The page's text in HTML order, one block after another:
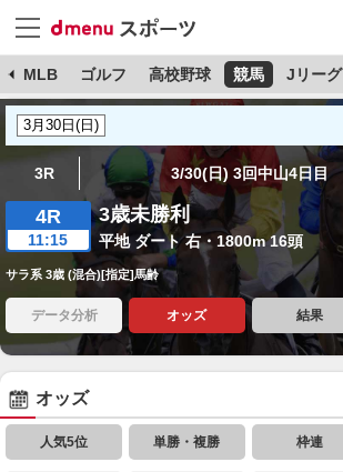
MLB ゴルフ 高校野球 競馬 Jリーグ
3R 3/30(日) 3回中山4日目
4R
11:15
3歳未勝利
平地 ダート 右・1800m 16頭
サラ系 3歳 (混合)[指定]馬齢
データ分析 オッズ 結果
オッズ
人気5位 単勝・複勝 枠連